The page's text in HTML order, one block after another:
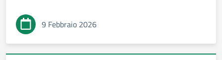
9 Febbraio 2026